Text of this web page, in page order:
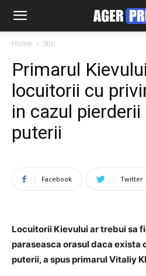
Home Stiri
Primarul
locuitorii cu
in cazul
puterii
Facebook Twitter
Locuitorii Kievului ar trebui sa
paraseasca orasul daca exista
puterii, a spus primarul Vitaliy